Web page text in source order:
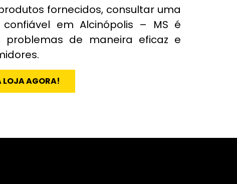
fornecidos, consultar uma
em Alcinópolis – MS é
problemas de maneira eficaz e
LOJA AGORA!